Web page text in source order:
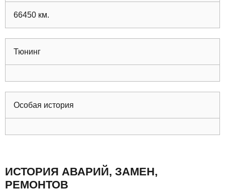
66450 км.
Тюнинг
Особая история
ИСТОРИЯ АВАРИЙ, ЗАМЕН,
РЕМОНТОВ